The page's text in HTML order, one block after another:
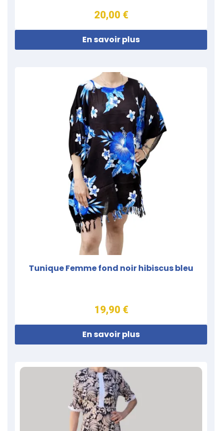
20,00 €
En savoir plus
Tunique Femme fond noir hibiscus bleu
19,90 €
En savoir plus